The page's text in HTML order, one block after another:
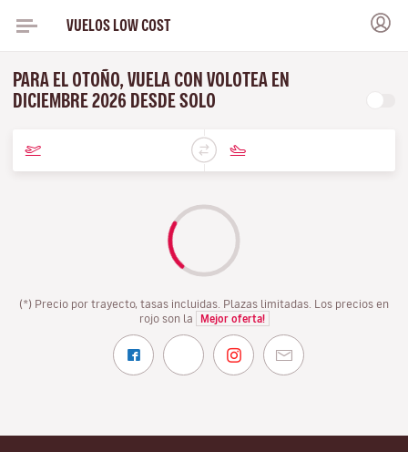
VUELOS LOW COST
PARA EL OTOÑO, VUELA CON VOLOTEA EN
DICIEMBRE 2026 DESDE SOLO
(*) Precio por trayecto, tasas incluidas. Plazas limitadas. Los precios en
rojo son la
Mejor oferta!